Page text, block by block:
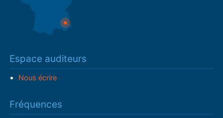
Espace auditeurs
Nous écrire
Fréquences